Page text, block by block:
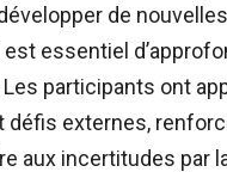
de
est essentiel
participants ont
externes,
aux incertitudes par